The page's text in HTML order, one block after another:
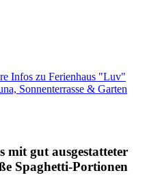
Infos zu Ferienhaus "Luv"
Sonnenterrasse & Garten
mit gut ausgestatteter
Spaghetti-Portionen